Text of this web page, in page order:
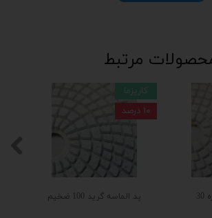
پد الماسه گرید 100 ضخیم
کاریزما
۱۰ درصد
مرتبط